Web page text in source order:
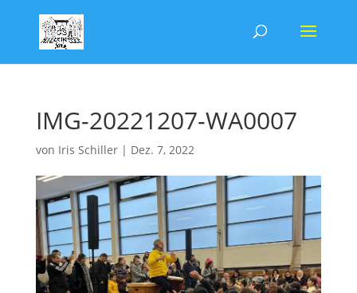
IMG-20221207-WA0007
von Iris Schiller| Dez. 7, 2022